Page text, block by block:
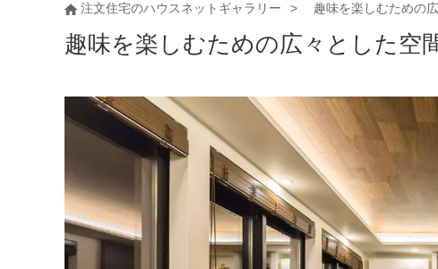
注文住宅のハウスネットギャラリー 趣味を楽しむための
趣味を楽しむための広々とした空